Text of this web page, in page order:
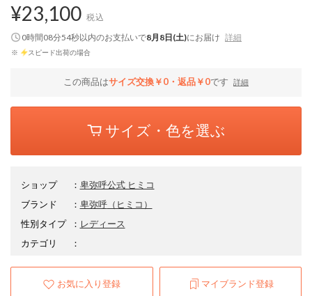
¥23,100 税込
0時間08分53秒以内のお支払いで8月8日(土)にお届け 詳細
※ スピード出荷の場合
この商品はサイズ交換￥0・返品￥0です 詳細
サイズ・色を選ぶ
ショップ ： 卑弥呼公式 ヒミコ
ブランド
： 卑弥呼（ヒミコ）
性別タイプ
： レディース
カテゴリ
：
お気に入り登録 マイブランド登録